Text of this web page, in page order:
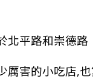
北平路和崇德路
厲害的小吃店,